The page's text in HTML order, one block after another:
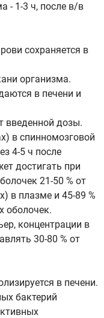
- 1-3 ч, после в/в
сохраняется в
организма.
в печени и
введенной дозы.
в спинномозговой
4-5 ч после
достигать при
21-50 % от
в плазме и 45-89 %
оболочек.
концентрации в
30-80 % от
в печени.
бактерий